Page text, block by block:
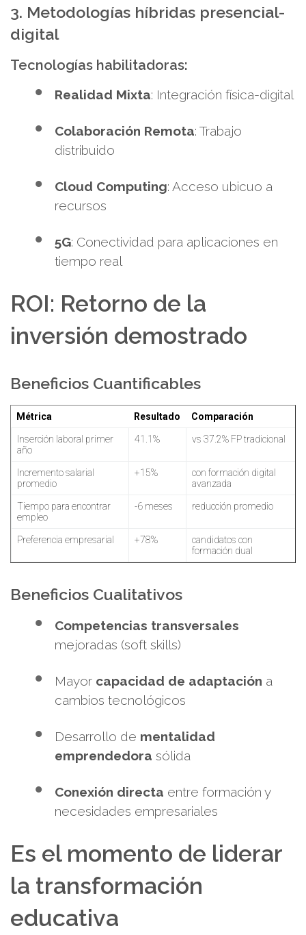
3. Metodologías híbridas presencial-
digital
Tecnologías habilitadoras:
Realidad Mixta: Integración física-digital
Colaboración Remota: Trabajo
distribuido
Cloud Computing: Acceso ubicuo a
recursos
5G: Conectividad para aplicaciones en
tiempo real
ROI: Retorno de la
inversión demostrado
Beneficios Cuantificables
Métrica Resultado Comparación
Inserción laboral primer
año
41.1% vs 37.2% FP tradicional
Incremento salarial
promedio
+15%
con formación digital
avanzada
Tiempo para encontrar
empleo
-6 meses reducción promedio
Preferencia empresarial +78%
candidatos con
formación dual
Beneficios Cualitativos
Competencias transversales
mejoradas (soft skills)
Mayor capacidad de adaptación a
cambios tecnológicos
Desarrollo de mentalidad
emprendedora sólida
Conexión directa entre formación y
necesidades empresariales
Es el momento de liderar
la transformación
educativa